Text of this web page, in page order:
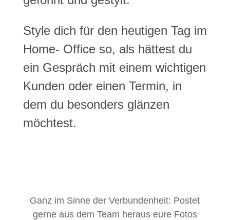
Style dich für den heutigen Tag im
Home- Office so, als hättest du
ein Gespräch mit einem wichtigen
Kunden oder einen Termin, in
dem du besonders glänzen
möchtest.
Ganz im Sinne der Verbundenheit: Postet
gerne aus dem Team heraus eure Fotos